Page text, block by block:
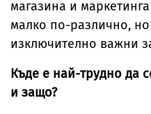
магазина и
малко по-различно,
изключително важни
Къде е най-трудно да
и защо?